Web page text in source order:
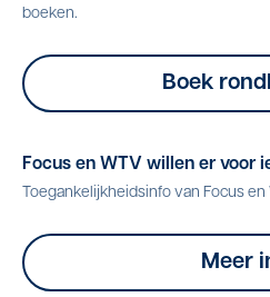
boeken.
Boek
Focus en WTV willen er voor
Toegankelijkheidsinfo van Focus en
Meer